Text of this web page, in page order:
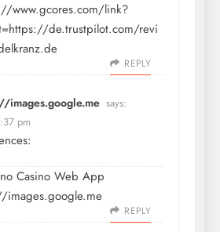
www.gcores.com/link?
de.trustpilot.com/revi
REPLY
images.google.me says:
pm
Casino Web App
images.google.me
REPLY